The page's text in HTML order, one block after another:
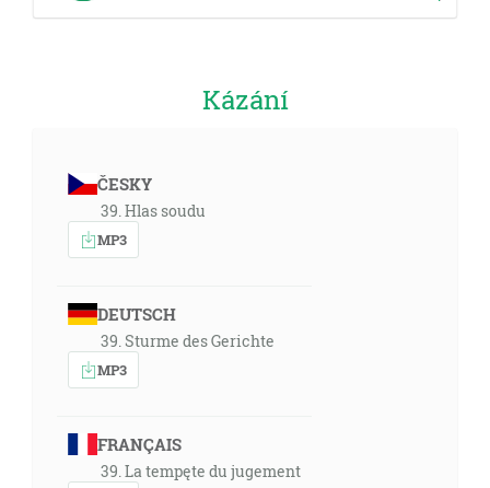
Kázání
ČESKY
39. Hlas soudu
MP3
DEUTSCH
39. Sturme des Gerichte
MP3
FRANÇAIS
39. La tempęte du jugement